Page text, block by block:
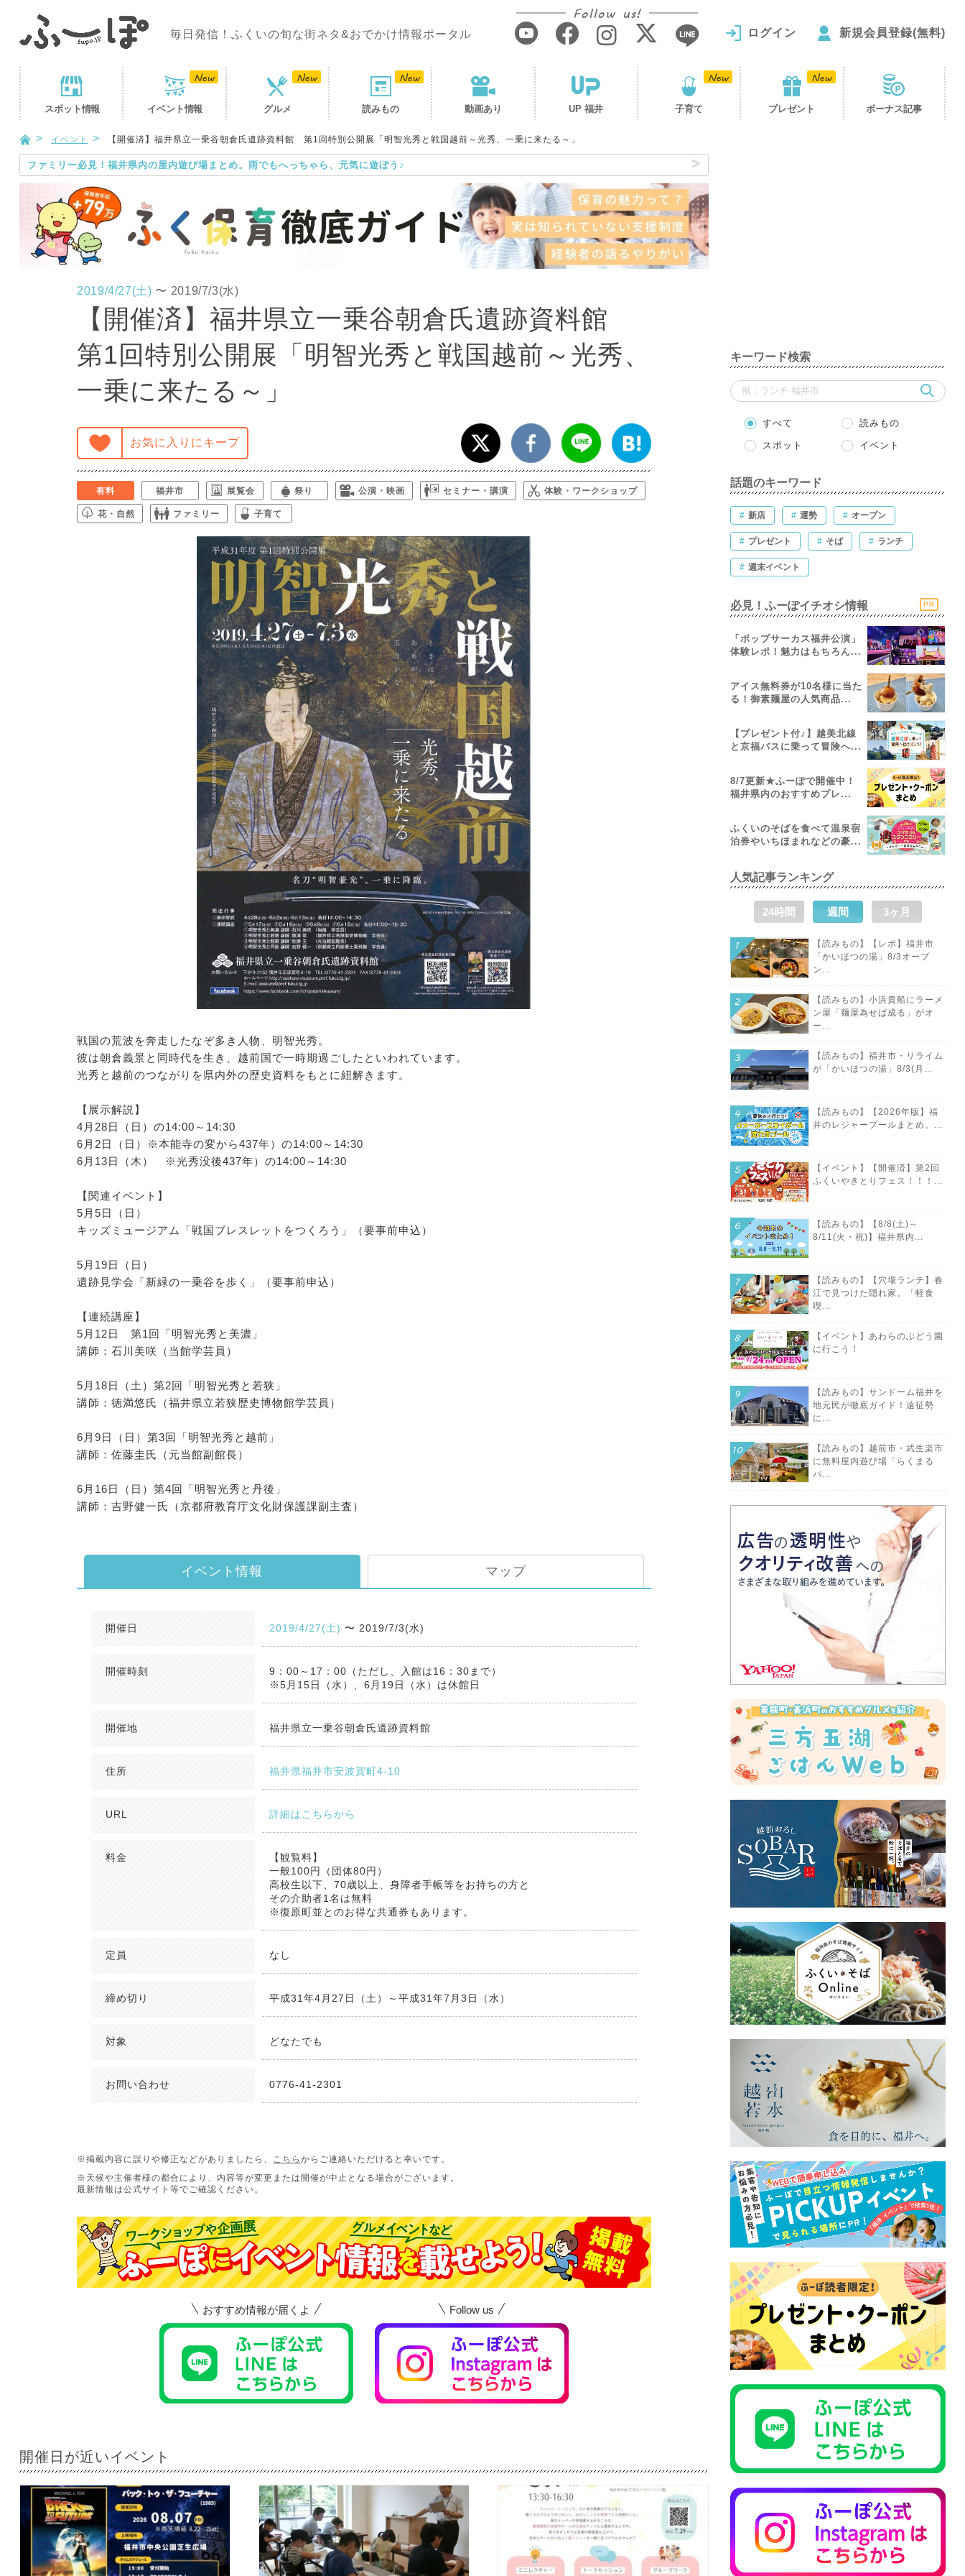
毎日発信！ふくいの旬な街ネタ&おでかけ情報ポータル
Follow us!
ログイン 新規会員登録(無料)
スポット情報 イベント情報 グルメ 読みもの 動画あり UP 福井 子育て プレゼント ボーナス記事
イベント 【開催済】福井県立一乗谷朝倉氏遺跡資料館 第1回特別公開展「明智光秀と戦国越前～光秀、一乗に来たる～」
ファミリー必見！福井県内の屋内遊び場まとめ。雨でもへっちゃら、元気に遊ぼう♪
2019/4/27(土) 〜 2019/7/3(水)
【開催済】福井県立一乗谷朝倉氏遺跡資料館
第1回特別公開展「明智光秀と戦国越前～光秀、
一乗に来たる～」
お気に入りにキープ
有料 福井市 展覧会 祭り 公演・映画 セミナー・講演 体験・ワークショップ
花・自然 ファミリー 子育て
戦国の荒波を奔走したなぞ多き人物、明智光秀。
彼は朝倉義景と同時代を生き、越前国で一時期過ごしたといわれています。
光秀と越前のつながりを県内外の歴史資料をもとに紐解きます。
【展示解説】
4月28日（日）の14:00～14:30
6月2日（日）※本能寺の変から437年）の14:00～14:30
6月13日（木） ※光秀没後437年）の14:00～14:30
【関連イベント】
5月5日（日）
キッズミュージアム「戦国ブレスレットをつくろう」（要事前申込）
5月19日（日）
遺跡見学会「新緑の一乗谷を歩く」（要事前申込）
【連続講座】
5月12日 第1回「明智光秀と美濃」
講師：石川美咲（当館学芸員）
5月18日（土）第2回「明智光秀と若狭」
講師：徳満悠氏（福井県立若狭歴史博物館学芸員）
6月9日（日）第3回「明智光秀と越前」
講師：佐藤圭氏（元当館副館長）
6月16日（日）第4回「明智光秀と丹後」
講師：吉野健一氏（京都府教育庁文化財保護課副主査）
イベント情報 マップ
開催日 2019/4/27(土) 〜 2019/7/3(水)
開催時刻
9：00～17：00（ただし、入館は16：30まで）
※5月15日（水）、6月19日（水）は休館日
開催地 福井県立一乗谷朝倉氏遺跡資料館
住所 福井県福井市安波賀町4-10
URL 詳細はこちらから
料金
【観覧料】
一般100円（団体80円）
高校生以下、70歳以上、身障者手帳等をお持ちの方と
その介助者1名は無料
※復原町並とのお得な共通券もあります。
定員 なし
締め切り 平成31年4月27日（土）～平成31年7月3日（水）
対象 どなたでも
お問い合わせ 0776-41-2301
※掲載内容に誤りや修正などがありましたら、 こちら からご連絡いただけると幸いです。
※天候や主催者様の都合により、内容等が変更または開催が中止となる場合がございます。
最新情報は公式サイト等でご確認ください。
おすすめ情報が届くよ Follow us
開催日が近いイベント
キーワード検索
すべて 読みもの
スポット イベント
話題のキーワード
# 新店 # 運勢 # オープン
# プレゼント # そば # ランチ
# 週末イベント
必見！ふーぽイチオシ情報 PR
「ポップサーカス福井公演」
体験レポ！魅力はもちろん...
アイス無料券が10名様に当た
る！御素麺屋の人気商品...
【プレゼント付♪】越美北線
と京福バスに乗って冒険へ...
8/7更新★ふーぽで開催中！
福井県内のおすすめプレ...
ふくいのそばを食べて温泉宿
泊券やいちほまれなどの豪...
人気記事ランキング
24時間 週間 3ヶ月
【読みもの】【レポ】福井市
「かいほつの湯」8/3オープ
ン...
【読みもの】小浜貴船にラーメ
ン屋「麺屋為せば成る」がオ
ー...
【読みもの】福井市・リライム
が「かいほつの湯」8/3(月...
【読みもの】【2026年版】福
井のレジャープールまとめ。...
【イベント】【開催済】第2回
ふくいやきとりフェス！！！...
【読みもの】【8/8(土)～
8/11(火・祝)】福井県内...
【読みもの】【穴場ランチ】春
江で見つけた隠れ家。「軽食
喫...
【イベント】あわらのぶどう園
に行こう！
【読みもの】サンドーム福井を
地元民が徹底ガイド！遠征勢
に...
【読みもの】越前市・武生楽市
に無料屋内遊び場「らくまる
パ...